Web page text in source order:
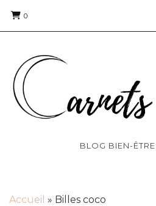
0
BLOG BIEN-
Accueil » Billes coco